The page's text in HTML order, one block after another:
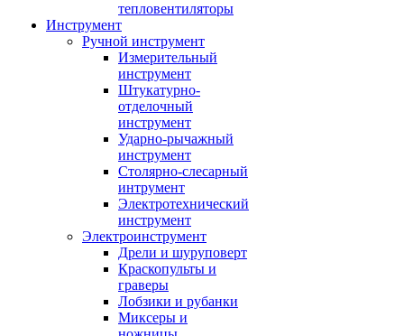
тепловентиляторы
Инструмент
Ручной инструмент
Измерительный
инструмент
Штукатурно-
отделочный
инструмент
Ударно-рычажный
инструмент
Столярно-слесарный
интрумент
Электротехнический
инструмент
Электроинструмент
Дрели и шуруповерт
Краскопульты и
граверы
Лобзики и рубанки
Миксеры и